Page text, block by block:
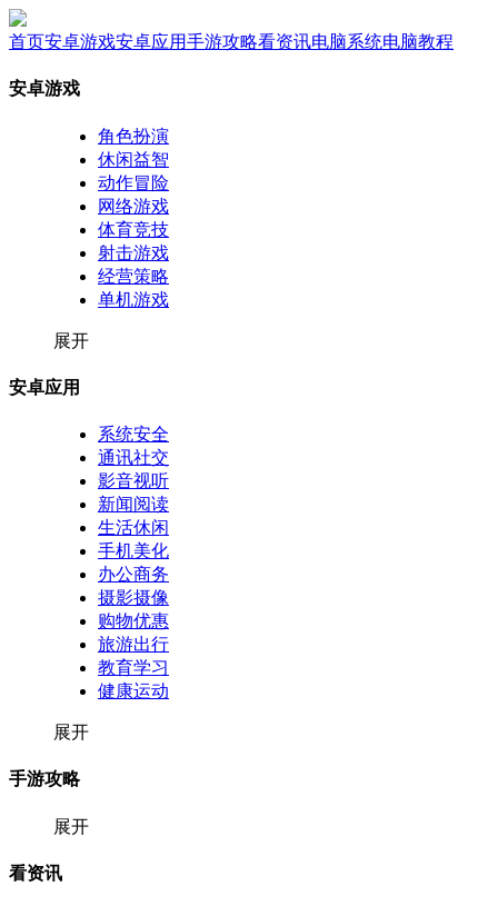
首页安卓游戏安卓应用手游攻略看资讯电脑系统电脑教程
安卓游戏
角色扮演
休闲益智
动作冒险
网络游戏
体育竞技
射击游戏
经营策略
单机游戏
展开
安卓应用
系统安全
通讯社交
影音视听
新闻阅读
生活休闲
手机美化
办公商务
摄影摄像
购物优惠
旅游出行
教育学习
健康运动
展开
手游攻略
展开
看资讯